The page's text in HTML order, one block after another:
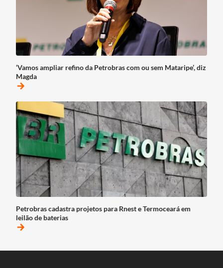
‘Vamos ampliar refino da Petrobras com ou sem Mataripe’, diz
Magda
arrow_forward
Petrobras cadastra projetos para Rnest e Termoceará em
leilão de baterias
arrow_forward